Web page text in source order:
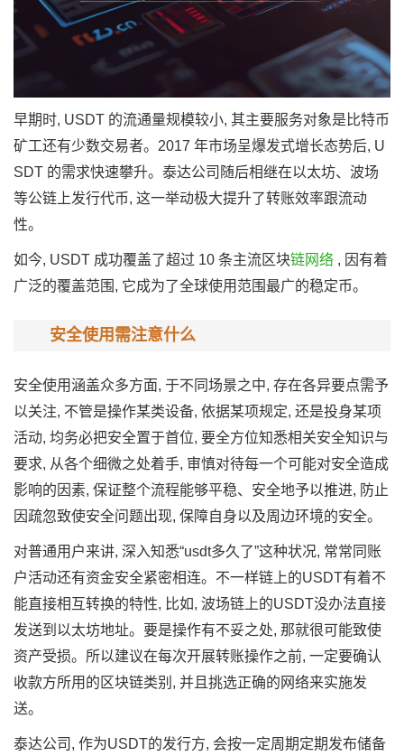
早期时, USDT 的流通量规模较小, 其主要服务对象是比特币
矿工还有少数交易者。2017 年市场呈爆发式增长态势后, U
SDT 的需求快速攀升。泰达公司随后相继在以太坊、波场
等公链上发行代币, 这一举动极大提升了转账效率跟流动
性。
如今, USDT 成功覆盖了超过 10 条主流区块链网络 , 因有着
广泛的覆盖范围, 它成为了全球使用范围最广的稳定币。
安全使用需注意什么
安全使用涵盖众多方面, 于不同场景之中, 存在各异要点需予
以关注, 不管是操作某类设备, 依据某项规定, 还是投身某项
活动, 均务必把安全置于首位, 要全方位知悉相关安全知识与
要求, 从各个细微之处着手, 审慎对待每一个可能对安全造成
影响的因素, 保证整个流程能够平稳、安全地予以推进, 防止
因疏忽致使安全问题出现, 保障自身以及周边环境的安全。
对普通用户来讲, 深入知悉“usdt多久了”这种状况, 常常同账
户活动还有资金安全紧密相连。不一样链上的USDT有着不
能直接相互转换的特性, 比如, 波场链上的USDT没办法直接
发送到以太坊地址。要是操作有不妥之处, 那就很可能致使
资产受损。所以建议在每次开展转账操作之前, 一定要确认
收款方所用的区块链类别, 并且挑选正确的网络来实施发
送。
泰达公司, 作为USDT的发行方, 会按一定周期定期发布储备